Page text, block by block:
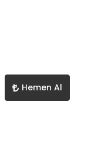
Hemen Al